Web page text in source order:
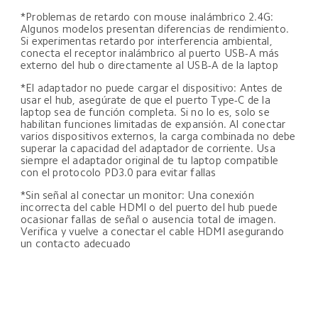
*Problemas de retardo con mouse inalámbrico 2.4G:
Algunos modelos presentan diferencias de rendimiento.
Si experimentas retardo por interferencia ambiental,
conecta el receptor inalámbrico al puerto USB-A más
externo del hub o directamente al USB-A de la laptop
*El adaptador no puede cargar el dispositivo: Antes de
usar el hub, asegúrate de que el puerto Type-C de la
laptop sea de función completa. Si no lo es, solo se
habilitan funciones limitadas de expansión. Al conectar
varios dispositivos externos, la carga combinada no debe
superar la capacidad del adaptador de corriente. Usa
siempre el adaptador original de tu laptop compatible
con el protocolo PD3.0 para evitar fallas
*Sin señal al conectar un monitor: Una conexión
incorrecta del cable HDMI o del puerto del hub puede
ocasionar fallas de señal o ausencia total de imagen.
Verifica y vuelve a conectar el cable HDMI asegurando
un contacto adecuado